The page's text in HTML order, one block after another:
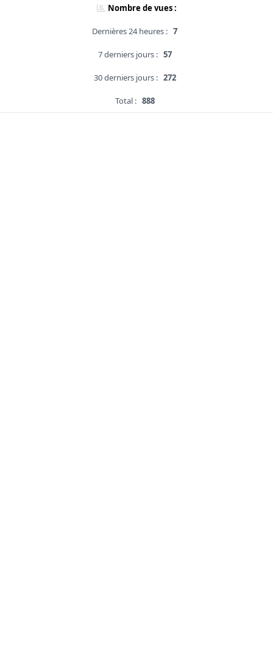
Nombre de vues :
Dernières 24 heures : 7
7 derniers jours : 57
30 derniers jours : 272
Total : 888